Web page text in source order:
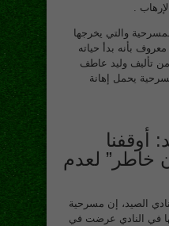
.
والتي يخرجها
بأنه بدأ حياته
تأليف وليد عاطف
يحمل إهانة
أوقفنا
خاطر” لعدم
الصيد، إن مسرحية
في النادي عرضت في